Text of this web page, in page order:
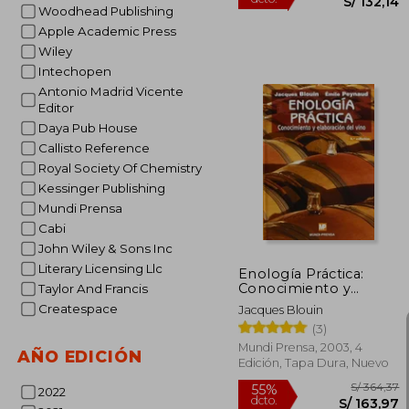
Woodhead Publishing
Apple Academic Press
Wiley
Intechopen
Antonio Madrid Vicente
Editor
Daya Pub House
Callisto Reference
Royal Society Of Chemistry
Kessinger Publishing
Mundi Prensa
Cabi
John Wiley & Sons Inc
Literary Licensing Llc
Taylor And Francis
Createspace
AÑO EDICIÓN
2022
55%
dcto.
Enología Práctica:
Conocimiento y
Elaboración del Vino.
(Enología, Viticultura)
Jacques Blouin
(3)
Mundi Prensa, 2003, 4
Edición, Tapa Dura, Nuevo